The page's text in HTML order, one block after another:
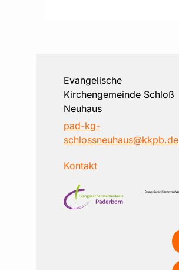
Evangelische
Kirchengemeinde Schloß
Neuhaus
pad-kg-
schlossneuhaus@kkpb.de
Kontakt